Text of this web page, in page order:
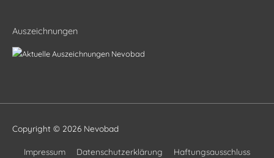
Auszeichnungen
Copyright © 2026 Nevobad
Impressum Datenschutzerklärung
Haftungsausschluss